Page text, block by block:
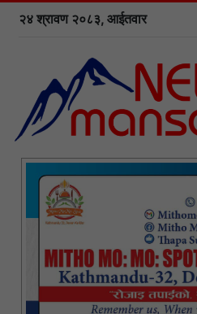
२४ श्रावण २०८३, आईतवार